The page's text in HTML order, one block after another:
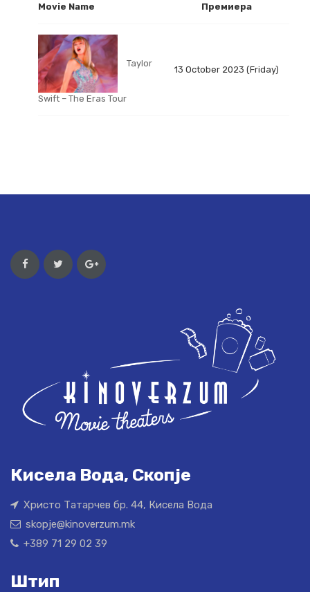
Movie Name Премиера
Taylor
Swift – The Eras Tour
13 October 2023 (Friday)
Кисела Вода, Скопје
Христо Татарчев бр. 44, Кисела Вода
skopje@kinoverzum.mk
+389 71 29 02 39
Штип